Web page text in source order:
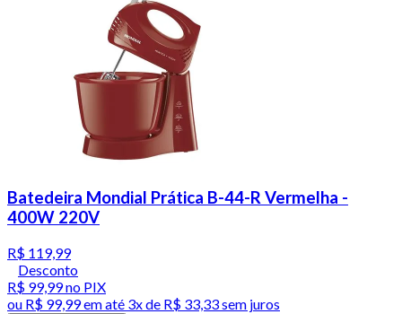
Batedeira Mondial Prática B-44-R Vermelha -
400W 220V
R$ 119,99
Desconto
R$ 99,99no PIX
ou R$ 99,99em até 3x de R$ 33,33 sem juros